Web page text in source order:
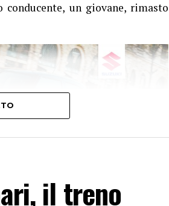
conducente, un giovane, rimasto
il treno